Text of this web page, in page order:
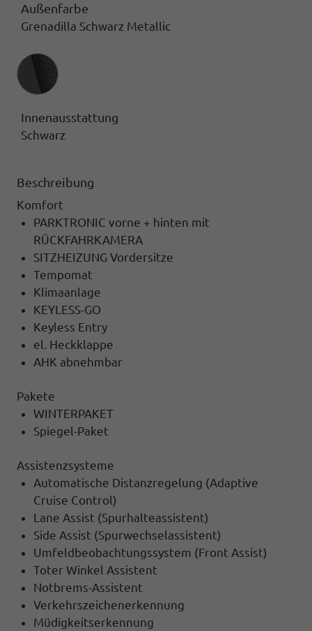
Außenfarbe
Grenadilla Schwarz Metallic
Innenausstattung
Innenausstattung
Schwarz
Beschreibung
Komfort
PARKTRONIC vorne + hinten mit
RÜCKFAHRKAMERA
SITZHEIZUNG Vordersitze
Tempomat
Klimaanlage
KEYLESS-GO
Keyless Entry
el. Heckklappe
AHK abnehmbar
Pakete
WINTERPAKET
Spiegel-Paket
Assistenzsysteme
Automatische Distanzregelung (Adaptive
Cruise Control)
Lane Assist (Spurhalteassistent)
Side Assist (Spurwechselassistent)
Umfeldbeobachtungssystem (Front Assist)
Toter Winkel Assistent
Notbrems-Assistent
Verkehrszeichenerkennung
Müdigkeitserkennung